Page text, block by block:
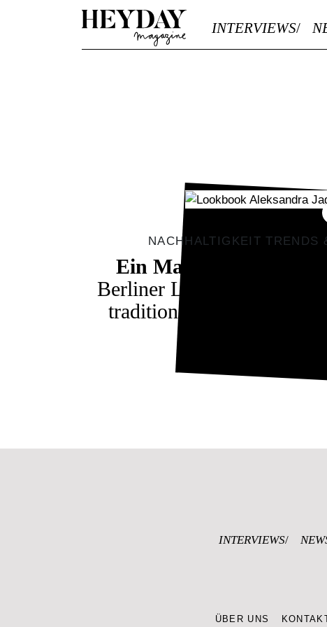
Heyday
INTERVIEWS
NACHHALTIGKEIT TRENDS
Ein Mantel für die
Berliner Label
traditionelle usbekische
INTERVIEWS
ÜBER UNS